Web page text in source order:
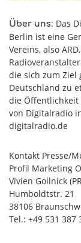
Über uns: Das
Berlin ist eine
Vereins, also
die sich zum Ziel
Deutschland zu
die
von Digitalradio
digitalradio.de
Kontakt Presse/
Profil Marketing
Vivien Gollnick
Humboldtstr. 21
38106
Tel.: +49 531 387